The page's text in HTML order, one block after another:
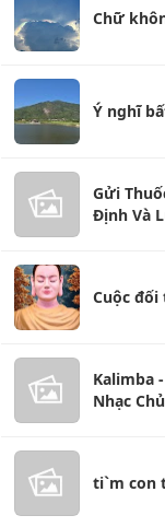
Chữ
Ý nghĩ
Gửi
Định Và
Cuộc đối
Kalimba
Nhạc
ti`m con